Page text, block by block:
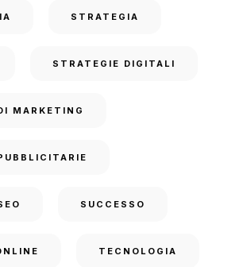
STRATEGIA
STRATEGIE DIGITALI
MARKETING
SUCCESSO
TECNOLOGIA